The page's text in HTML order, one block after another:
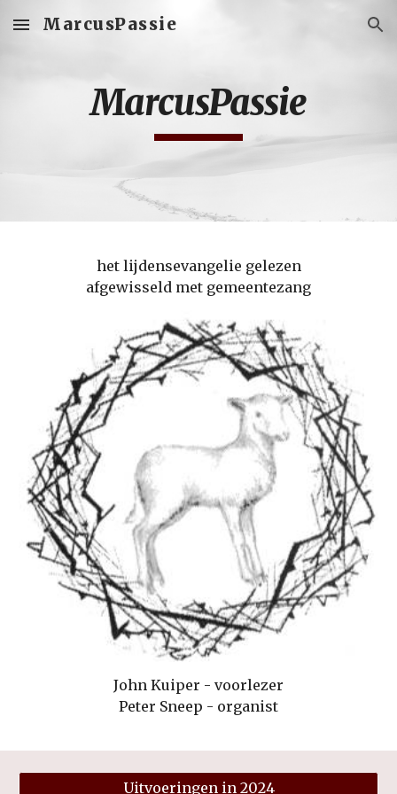
Skip to main content Skip to navigation
MarcusPassie
MarcusPassie
het lijdensevangelie gelezen
afgewisseld met gemeentezang
John Kuiper - voorlezer
Peter Sneep - organist
Uitvoeringen in 2024